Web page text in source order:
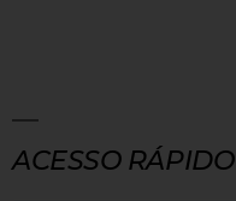
ACESSO RÁPIDO